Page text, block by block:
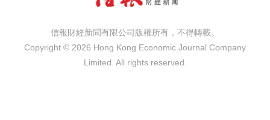
信報財經新聞有限公司版權所有，不得轉載。
Copyright © 2026 Hong Kong Economic Journal Company
Limited. All rights reserved.